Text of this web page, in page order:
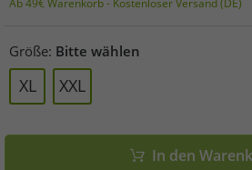
Ab 49€ Warenkorb - Kostenloser Versand (DE)
Größe: Bitte wählen
XL XXL
In den